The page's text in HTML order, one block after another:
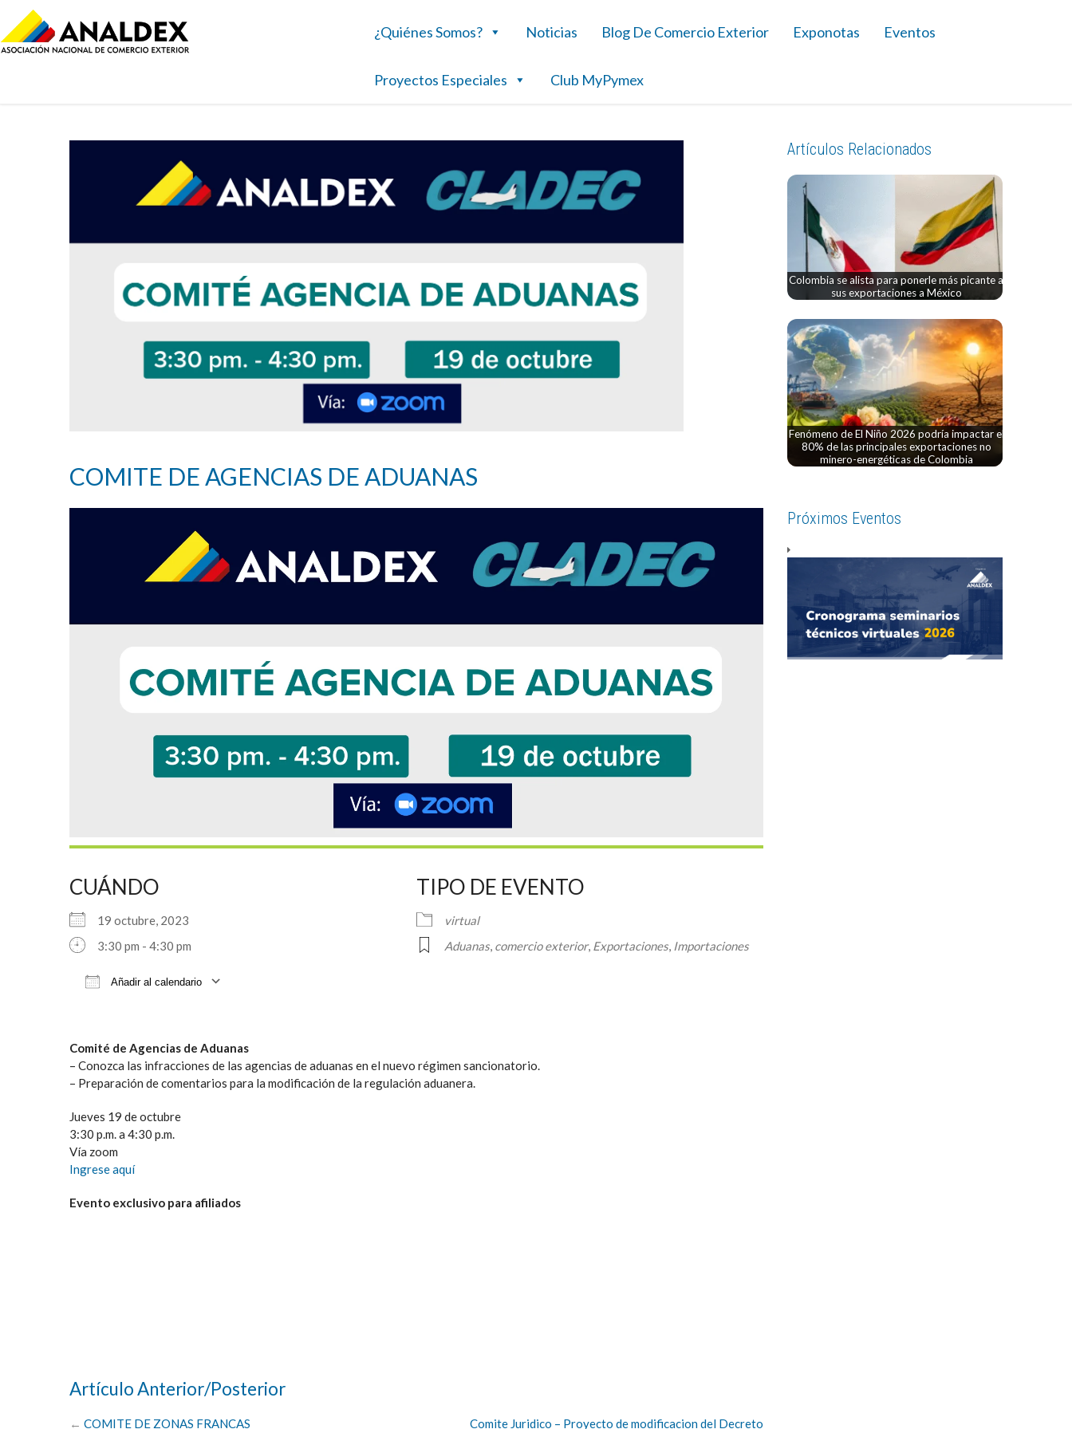
¿Quiénes Somos? Noticias Blog De Comercio Exterior Exponotas Eventos
Proyectos Especiales Club MyPymex
COMITE DE AGENCIAS DE ADUANAS
CUÁNDO
19 octubre, 2023
3:30 pm - 4:30 pm
Añadir al calendario
TIPO DE EVENTO
virtual
Aduanas, comercio exterior, Exportaciones, Importaciones
Comité de Agencias de Aduanas
– Conozca las infracciones de las agencias de aduanas en el nuevo régimen sancionatorio.
– Preparación de comentarios para la modificación de la regulación aduanera.
Jueves 19 de octubre
3:30 p.m. a 4:30 p.m.
Vía zoom
Ingrese aquí
Evento exclusivo para afiliados
Artículo Anterior/Posterior
← COMITE DE ZONAS FRANCAS Comite Juridico – Proyecto de modificacion del Decreto
Artículos Relacionados
Colombia se alista para ponerle más picante a
sus exportaciones a México
Fenómeno de El Niño 2026 podría impactar el
80% de las principales exportaciones no
minero-energéticas de Colombia
Próximos Eventos